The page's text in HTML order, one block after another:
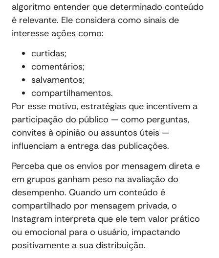
algoritmo entender que determinado conteúdo
é relevante. Ele considera como sinais de
interesse ações como:
curtidas;
comentários;
salvamentos;
compartilhamentos.
Por esse motivo, estratégias que incentivem a
participação do público — como perguntas,
convites à opinião ou assuntos úteis —
influenciam a entrega das publicações.
Perceba que os envios por mensagem direta e
em grupos ganham peso na avaliação do
desempenho. Quando um conteúdo é
compartilhado por mensagem privada, o
Instagram interpreta que ele tem valor prático
ou emocional para o usuário, impactando
positivamente a sua distribuição.